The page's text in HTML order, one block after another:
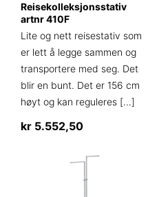
Reisekolleksjonsstativ
artnr 410F
Lite og nett reisestativ som
er lett å legge sammen og
transportere med seg. Det
blir en bunt. Det er 156 cm
høyt og kan reguleres […]
kr 5.552,50